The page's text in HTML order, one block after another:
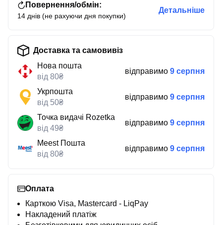
Повернення/обмін:
14 днів (не рахуючи дня покупки)
Детальніше
Доставка та самовивіз
Нова пошта
від 80₴
відправимо 9 серпня
Укрпошта
від 50₴
відправимо 9 серпня
Точка видачі Rozetka
від 49₴
відправимо 9 серпня
Meest Пошта
від 80₴
відправимо 9 серпня
Оплата
Карткою Visa, Mastercard - LiqPay
Накладений платіж